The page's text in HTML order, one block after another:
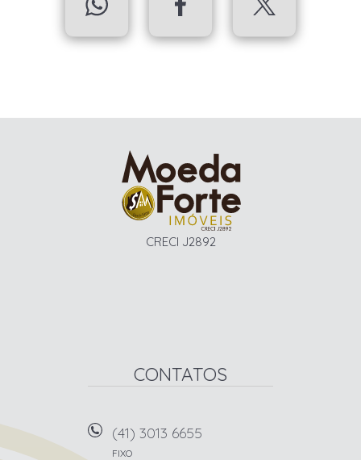
CRECI J2892
CONTATOS
(41) 3013 6655
FIXO